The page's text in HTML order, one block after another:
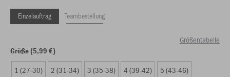
Einzelauftrag Teambestellung
Größentabelle
Größe (5,99 €)
1 (27-30) 2 (31-34) 3 (35-38) 4 (39-42) 5 (43-46)